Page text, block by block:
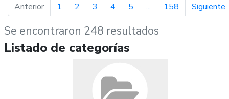
Anteriorpágina anterior
1 2 3 4 5 ... 158 Siguiente
Se encontraron 248 resultados
Listado de categorías